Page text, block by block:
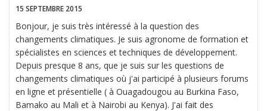
15 SEPTEMBRE 2015
Bonjour, je suis très intéressé à la question des
changements climatiques. Je suis agronome de formation et
spécialistes en sciences et techniques de développement.
Depuis presque 8 ans, que je suis sur les questions de
changements climatiques où j'ai participé à plusieurs forums
en ligne et présentielle ( à Ouagadougou au Burkina Faso,
Bamako au Mali et à Nairobi au Kenya). J'ai fait des